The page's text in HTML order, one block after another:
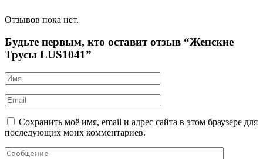
Отзывов пока нет.
Будьте первым, кто оставит отзыв “Женские
Трусы LUS1041”
Сохранить моё имя, email и адрес сайта в этом браузере для
последующих моих комментариев.